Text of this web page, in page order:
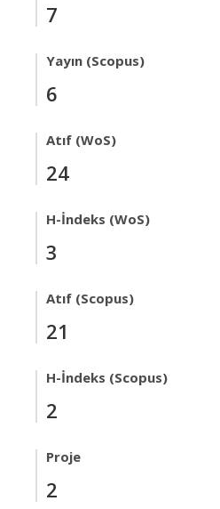
7
Yayın (Scopus)
6
Atıf (WoS)
24
H-İndeks (WoS)
3
Atıf (Scopus)
21
H-İndeks (Scopus)
2
Proje
2